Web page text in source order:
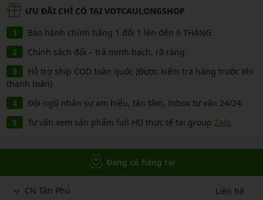
ƯU ĐÃI CHỈ CÓ TẠI VOTCAULONGSHOP
Bảo hành chính hãng 1 đổi 1 lên đến 6 THÁNG
Chính sách đổi – trả minh bạch, rõ ràng
Hỗ trợ ship COD toàn quốc (Được kiểm tra hàng trước khi
thanh toán)
Đội ngũ nhân sự am hiểu, tận tâm, Inbox tư vấn 24/24
Tư vấn xem sản phẩm full HD thực tế tại group Zalo
Đang có hàng tại
CN Tân Phú Liên hệ